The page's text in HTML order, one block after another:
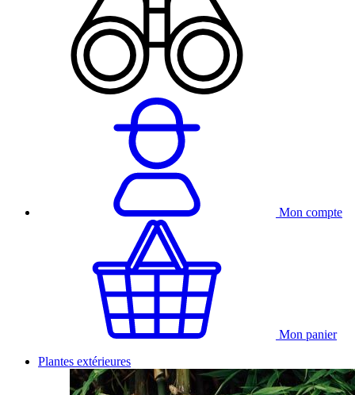
Mon compte
Mon panier
Plantes extérieures